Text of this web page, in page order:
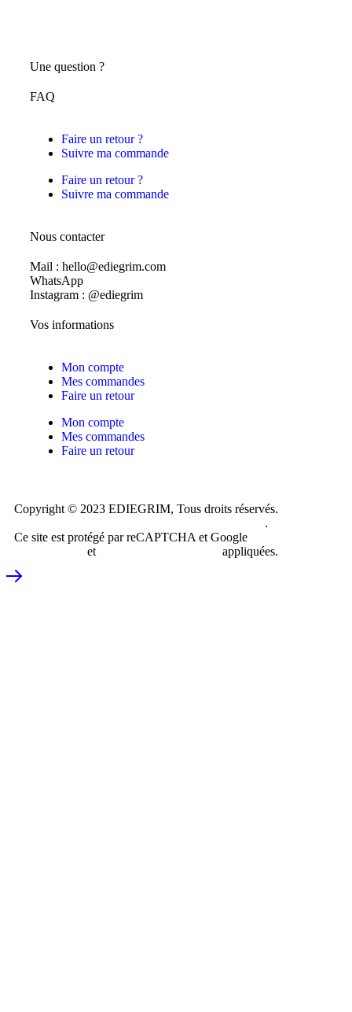
Une question ?
FAQ
Faire un retour ?
Suivre ma commande
Faire un retour ?
Suivre ma commande
Nous contacter
Mail : hello@ediegrim.com
WhatsApp
Instagram : @ediegrim
Vos informations
Mon compte
Mes commandes
Faire un retour
Mon compte
Mes commandes
Faire un retour
Copyright © 2023 EDIEGRIM, Tous droits réservés.
.
Ce site est protégé par reCAPTCHA et Google
et appliquées.